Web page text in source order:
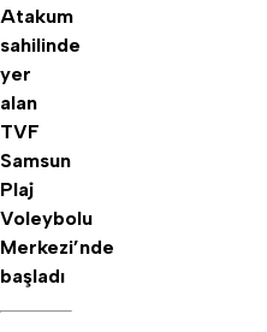
Atakum
sahilinde
yer
alan
TVF
Samsun
Plaj
Voleybolu
Merkezi’nde
başladı